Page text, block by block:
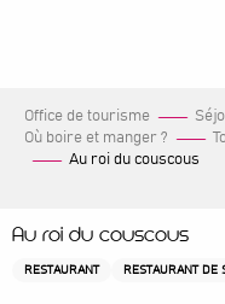
Office de tourisme
Où boire et manger ?
Au roi du couscous
Au roi du couscous
RESTAURANT RESTAURANT DE